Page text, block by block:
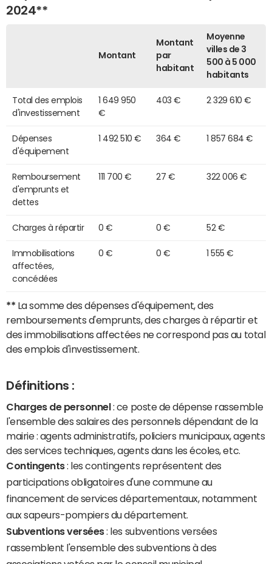
2024**
Montant
Montant
par
habitant
Moyenne
villes de 3
500 à 5 000
habitants
Total des emplois
d'investissement
1 649 950
€
403 € 2 329 610 €
Dépenses
d'équipement
1 492 510 € 364 € 1 857 684 €
Remboursement
d'emprunts et
dettes
111 700 € 27 € 322 006 €
Charges à répartir 0 € 0 € 52 €
Immobilisations
affectées,
concédées
0 € 0 € 1 555 €
** La somme des dépenses d'équipement, des
remboursements d'emprunts, des charges à répartir et
des immobilisations affectées ne correspond pas au total
des emplois d'investissement.
Définitions :
Charges de personnel : ce poste de dépense rassemble
l'ensemble des salaires des personnels dépendant de la
mairie : agents administratifs, policiers municipaux, agents
des services techniques, agents dans les écoles, etc.
Contingents: les contingents représentent des
participations obligatoires d'une commune au
financement de services départementaux, notamment
aux sapeurs-pompiers du département.
Subventions versées: les subventions versées
rassemblent l'ensemble des subventions à des